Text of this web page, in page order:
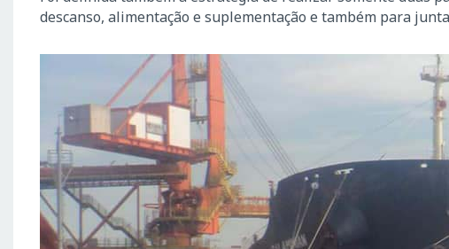
descanso, alimentação e suplementação e também para